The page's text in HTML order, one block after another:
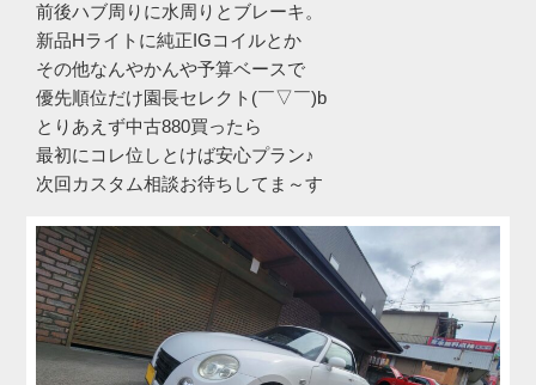
前後ハブ周りに水周りとブレーキ。
新品Hライトに純正IGコイルとか
その他なんやかんや予算ベースで
優先順位だけ園長セレクト(￣▽￣)b
とりあえず中古880買ったら
最初にコレ位しとけば安心プラン♪
次回カスタム相談お待ちしてま～す